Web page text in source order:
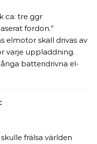
ca: tre ggr
fordon.”
elmotor skall drivas av
varje uppladdning.
batteridrivna el-
frälsa världen